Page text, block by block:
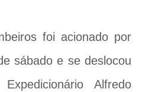
foi acionado por
sábado e se deslocou
Alfredo